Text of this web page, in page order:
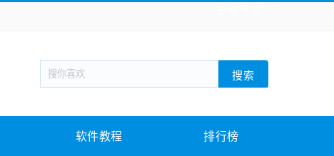
新闻阅读 旅游出行 生活实用
战棋游戏 枪战射击 模拟经营
教育教学 游戏娱乐 系统软件 素材下载
搜索
软件教程 排行榜